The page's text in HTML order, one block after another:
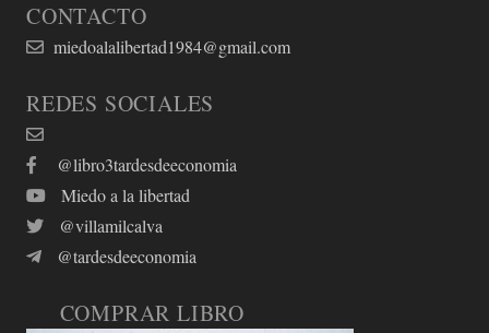
CONTACTO
miedoalalibertad1984@gmail.com
REDES SOCIALES
@libro3tardesdeeconomia
Miedo a la libertad
@villamilcalva
@tardesdeeconomia
COMPRAR LIBRO